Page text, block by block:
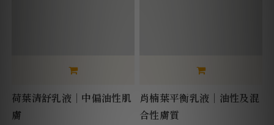
荷葉清舒乳液｜中偏油性肌
膚
肖楠葉平衡乳液｜油性及混
合性膚質